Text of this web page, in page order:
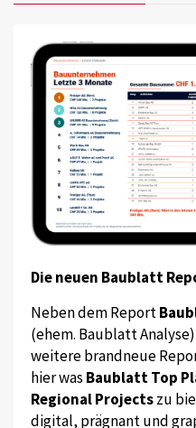
Die neuen Baublatt
Neben dem Report
(ehem. Baublatt
weitere brandneue
hier was Baublatt Top
Regional Projectszu
digital, prägnant und